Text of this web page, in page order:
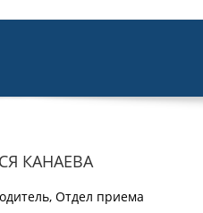
КАНАЕВА
Отдел приема